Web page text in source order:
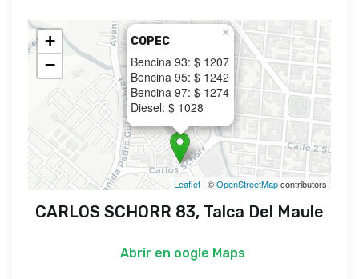
COPEC
Bencina 93: $ 1207
Bencina 95: $ 1242
Bencina 97: $ 1274
Diesel: $ 1028
×
+
−
Leaflet | ©OpenStreetMapcontributors
CARLOS SCHORR 83, Talca Del Maule
Abrir en oogle Maps